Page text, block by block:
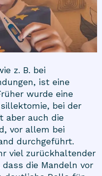
z. B. bei
ist eine
wurde eine
bei der
aber auch die
vor allem bei
durchgeführt.
viel zurückhaltender
die Mandeln vor